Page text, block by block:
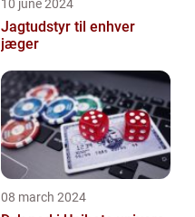
10 june 2024
Jagtudstyr til enhver
jæger
08 march 2024